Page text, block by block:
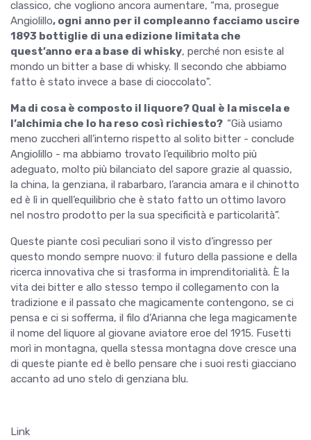
classico, che vogliono ancora aumentare, “ma, prosegue
Angiolillo, ogni anno per il compleanno facciamo uscire
1893 bottiglie di una edizione limitata che
quest’anno era a base di whisky, perché non esiste al
mondo un bitter a base di whisky. Il secondo che abbiamo
fatto è stato invece a base di cioccolato".
Ma di cosa è composto il liquore? Qual è la miscela e
l’alchimia che lo ha reso così richiesto? “Già usiamo
meno zuccheri all’interno rispetto al solito bitter - conclude
Angiolillo - ma abbiamo trovato l’equilibrio molto più
adeguato, molto più bilanciato del sapore grazie al quassio,
la china, la genziana, il rabarbaro, l’arancia amara e il chinotto
ed è lì in quell’equilibrio che è stato fatto un ottimo lavoro
nel nostro prodotto per la sua specificità e particolarità”.
Queste piante così peculiari sono il visto d’ingresso per
questo mondo sempre nuovo: il futuro della passione e della
ricerca innovativa che si trasforma in imprenditorialità. È la
vita dei bitter e allo stesso tempo il collegamento con la
tradizione e il passato che magicamente contengono, se ci
pensa e ci si sofferma, il filo d’Arianna che lega magicamente
il nome del liquore al giovane aviatore eroe del 1915. Fusetti
morì in montagna, quella stessa montagna dove cresce una
di queste piante ed è bello pensare che i suoi resti giacciano
accanto ad uno stelo di genziana blu.
Link